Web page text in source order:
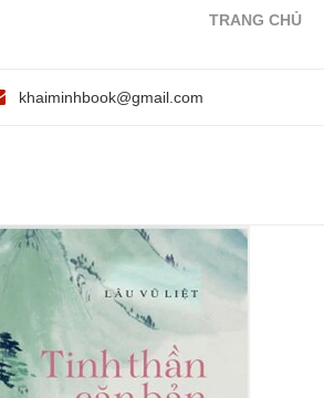
TRANG CHỦ
khaiminhbook@gmail.com